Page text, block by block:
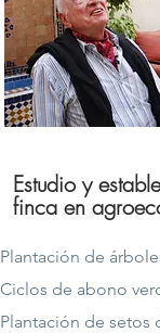
Estudio y
finca en
Plantación de
Ciclos de abono
Plantación de setos